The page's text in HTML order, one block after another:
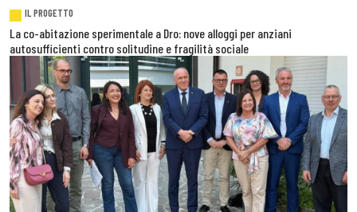
IL PROGETTO
La co-abitazione sperimentale a Dro: nove alloggi per anziani
autosufficienti contro solitudine e fragilità sociale